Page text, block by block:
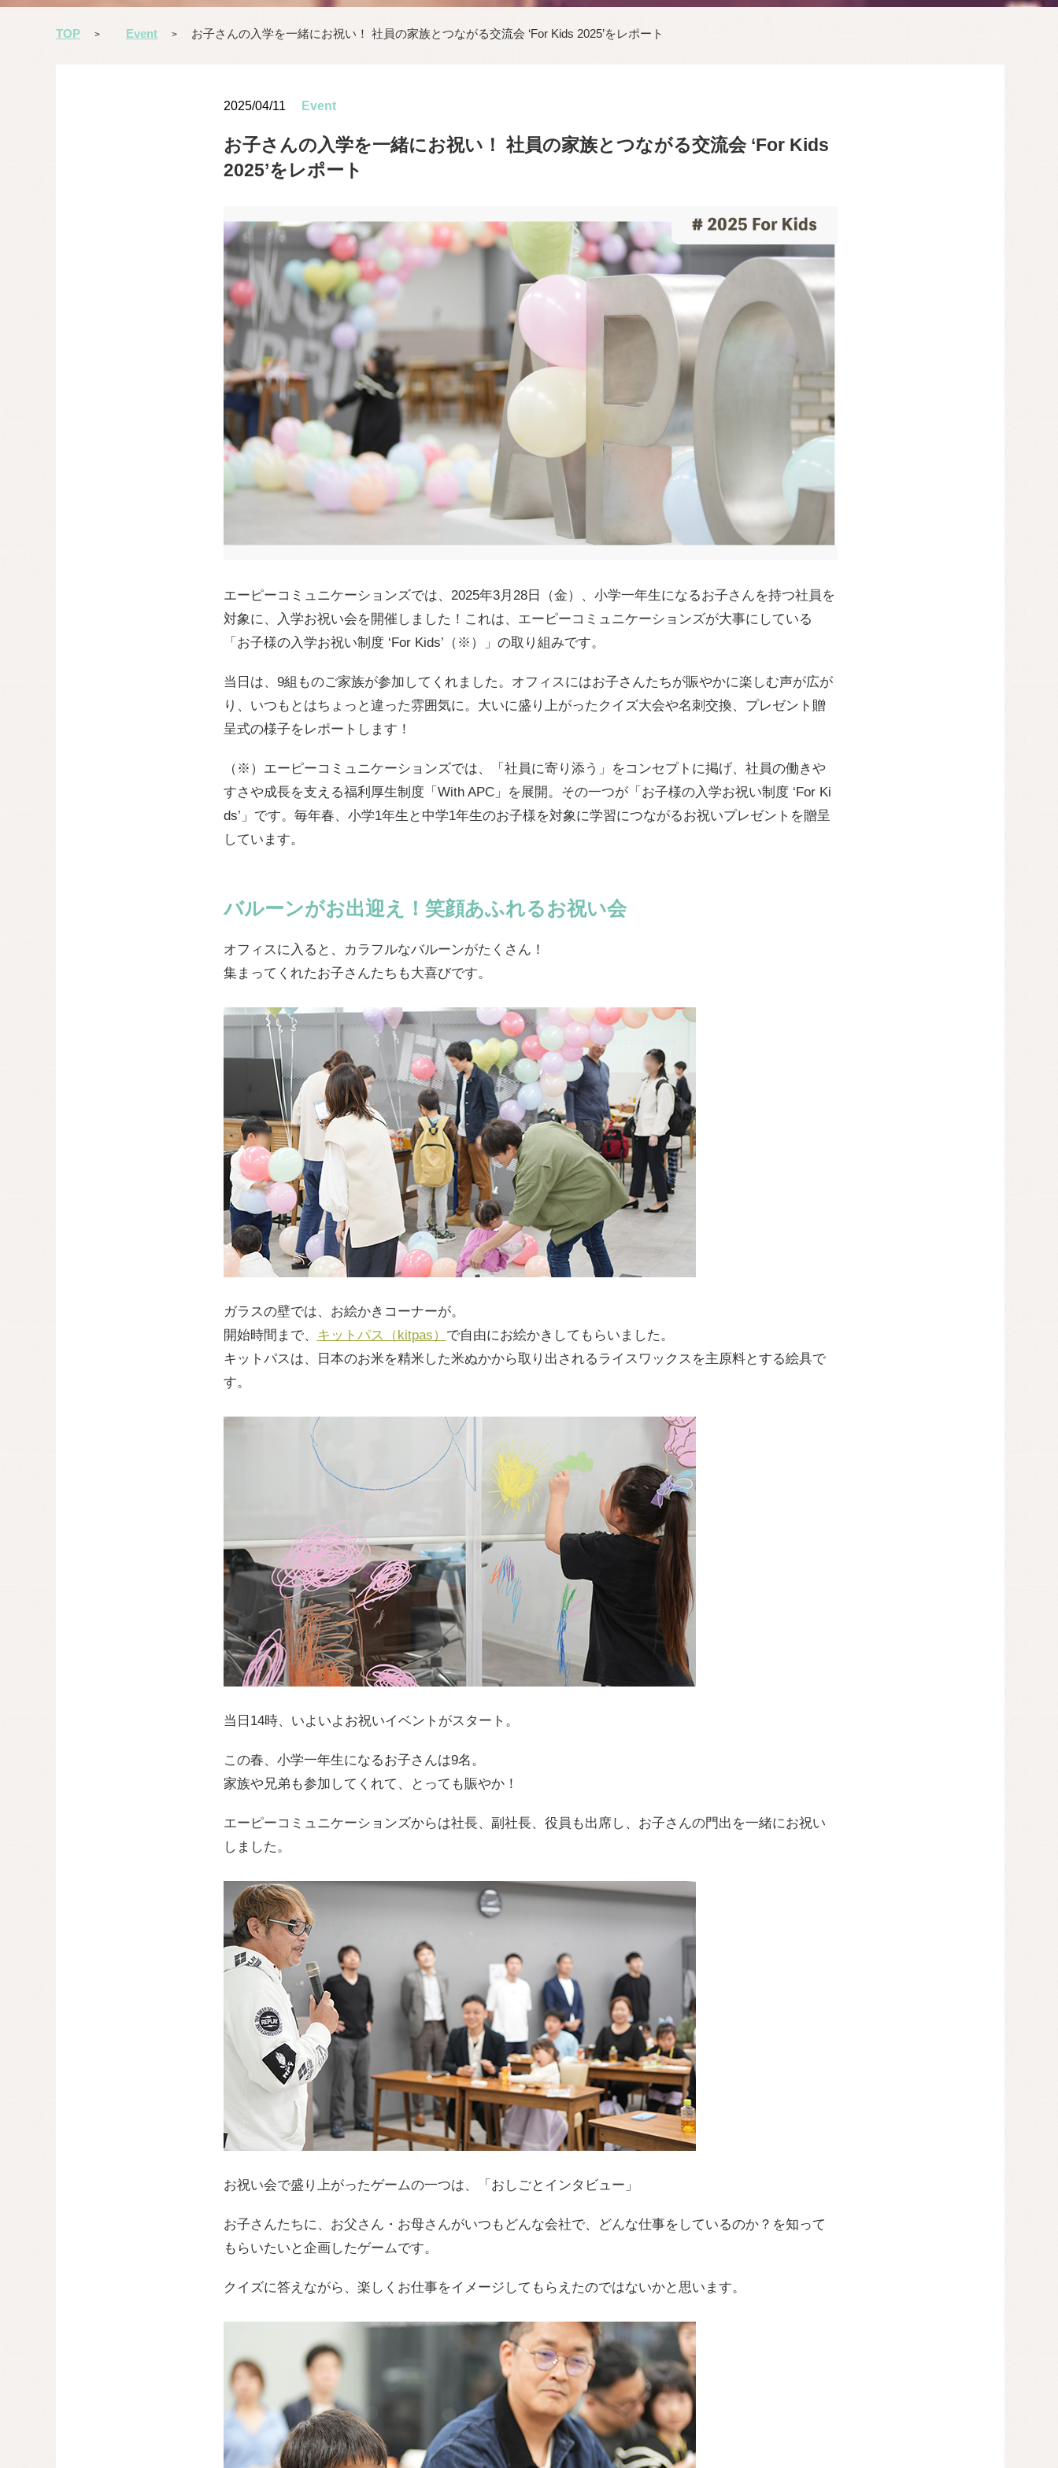
TOP > Event > お子さんの入学を一緒にお祝い！ 社員の家族とつながる交流会 ‘For Kids 2025’をレポート
2025/04/11 Event
お子さんの入学を一緒にお祝い！ 社員の家族とつながる交流会 ‘For Kids
2025’をレポート
エーピーコミュニケーションズでは、2025年3月28日（金）、小学一年生になるお子さんを持つ社員を
対象に、入学お祝い会を開催しました！これは、エーピーコミュニケーションズが大事にしている
「お子様の入学お祝い制度 ‘For Kids’（※）」の取り組みです。
当日は、9組ものご家族が参加してくれました。オフィスにはお子さんたちが賑やかに楽しむ声が広が
り、いつもとはちょっと違った雰囲気に。大いに盛り上がったクイズ大会や名刺交換、プレゼント贈
呈式の様子をレポートします！
（※）エーピーコミュニケーションズでは、「社員に寄り添う」をコンセプトに掲げ、社員の働きや
すさや成長を支える福利厚生制度「With APC」を展開。その一つが「お子様の入学お祝い制度 ‘For Ki
ds’」です。毎年春、小学1年生と中学1年生のお子様を対象に学習につながるお祝いプレゼントを贈呈
しています。
バルーンがお出迎え！笑顔あふれるお祝い会
オフィスに入ると、カラフルなバルーンがたくさん！
集まってくれたお子さんたちも大喜びです。
ガラスの壁では、お絵かきコーナーが。
開始時間まで、 キットパス（kitpas） で自由にお絵かきしてもらいました。
キットパスは、日本のお米を精米した米ぬかから取り出されるライスワックスを主原料とする絵具で
す。
当日14時、いよいよお祝いイベントがスタート。
この春、小学一年生になるお子さんは9名。
家族や兄弟も参加してくれて、とっても賑やか！
エーピーコミュニケーションズからは社長、副社長、役員も出席し、お子さんの門出を一緒にお祝い
しました。
お祝い会で盛り上がったゲームの一つは、「おしごとインタビュー」
お子さんたちに、お父さん・お母さんがいつもどんな会社で、どんな仕事をしているのか？を知って
もらいたいと企画したゲームです。
クイズに答えながら、楽しくお仕事をイメージしてもらえたのではないかと思います。